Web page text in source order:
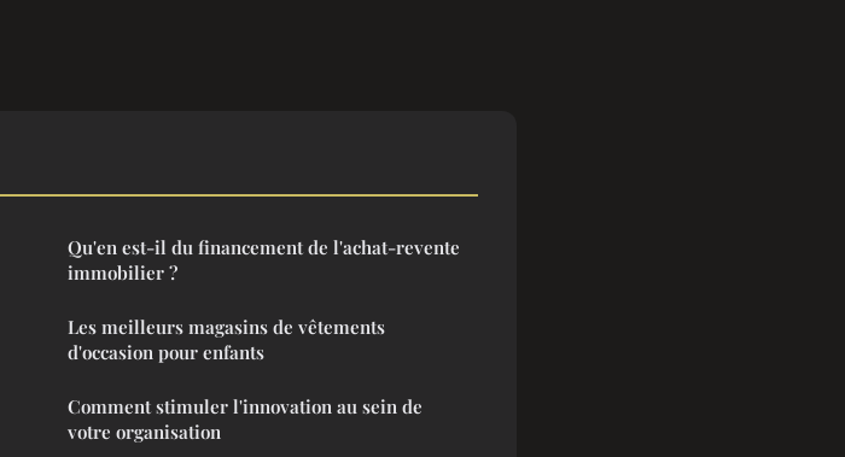
Qu'en est-il du financement de l'achat-revente
immobilier ?
Les meilleurs magasins de vêtements
d'occasion pour enfants
Comment stimuler l'innovation au sein de
votre organisation